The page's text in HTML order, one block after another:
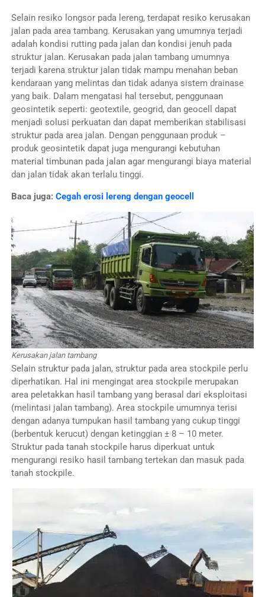
Selain resiko longsor pada lereng, terdapat resiko kerusakan
jalan pada area tambang. Kerusakan yang umumnya terjadi
adalah kondisi rutting pada jalan dan kondisi jenuh pada
struktur jalan. Kerusakan pada jalan tambang umumnya
terjadi karena struktur jalan tidak mampu menahan beban
kendaraan yang melintas dan tidak adanya sistem drainase
yang baik. Dalam mengatasi hal tersebut, penggunaan
geosintetik seperti: geotextile, geogrid, dan geocell dapat
menjadi solusi perkuatan dan dapat memberikan stabilisasi
struktur pada area jalan. Dengan penggunaan produk –
produk geosintetik dapat juga mengurangi kebutuhan
material timbunan pada jalan agar mengurangi biaya material
dan jalan tidak akan terlalu tinggi.
Baca juga: Cegah erosi lereng dengan geocell
Kerusakan jalan tambang
Selain struktur pada jalan, struktur pada area stockpile perlu
diperhatikan. Hal ini mengingat area stockpile merupakan
area peletakkan hasil tambang yang berasal dari eksploitasi
(melintasi jalan tambang). Area stockpile umumnya terisi
dengan adanya tumpukan hasil tambang yang cukup tinggi
(berbentuk kerucut) dengan ketinggian ± 8 – 10 meter.
Struktur pada tanah stockpile harus diperkuat untuk
mengurangi resiko hasil tambang tertekan dan masuk pada
tanah stockpile.